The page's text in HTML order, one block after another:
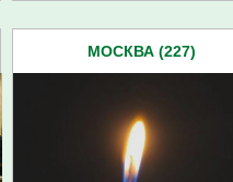
МОСКВА (227)